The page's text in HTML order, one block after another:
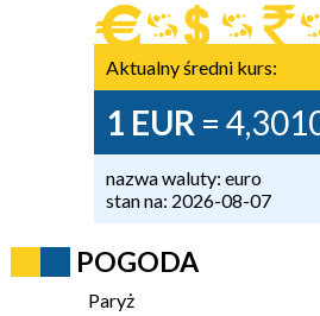
Aktualny średni kurs:
1 EUR =
nazwa waluty: euro
stan na: 2026-08-07
POGODA
Paryż